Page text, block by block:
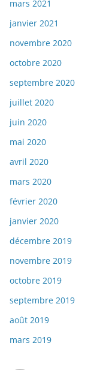
mars 2021
janvier 2021
novembre 2020
octobre 2020
septembre 2020
juillet 2020
juin 2020
mai 2020
avril 2020
mars 2020
février 2020
janvier 2020
décembre 2019
novembre 2019
octobre 2019
septembre 2019
août 2019
mars 2019